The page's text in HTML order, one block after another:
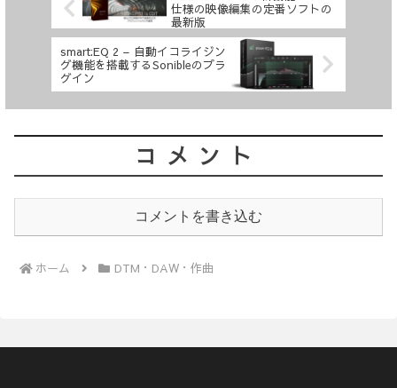
仕様の映像編集の定番ソフトの
最新版
smart:EQ 2 – 自動イコライジン
グ機能を搭載するSonibleのプラ
グイン
コメント
コメントを書き込む
ホーム DTM・DAW・作曲